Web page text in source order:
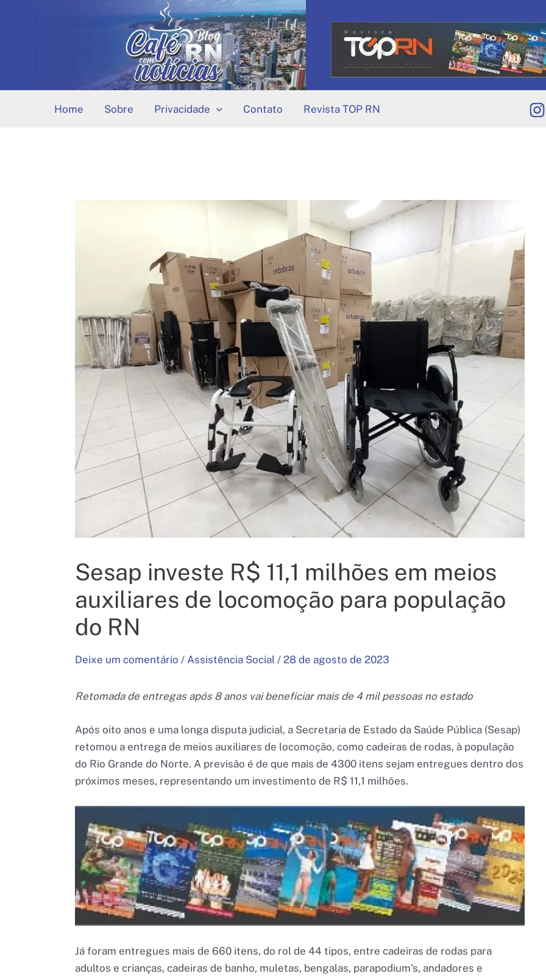
Home Sobre Privacidade Contato Revista TOP RN
Sesap investe R$ 11,1 milhões em meios
auxiliares de locomoção para população
do RN
Deixe um comentário / Assistência Social / 28 de agosto de 2023
Retomada de entregas após 8 anos vai beneficiar mais de 4 mil pessoas no estado
Após oito anos e uma longa disputa judicial, a Secretaria de Estado da Saúde Pública (Sesap)
retomou a entrega de meios auxiliares de locomoção, como cadeiras de rodas, à população
do Rio Grande do Norte. A previsão é de que mais de 4300 itens sejam entregues dentro dos
próximos meses, representando um investimento de R$ 11,1 milhões.
Já foram entregues mais de 660 itens, do rol de 44 tipos, entre cadeiras de rodas para
adultos e crianças, cadeiras de banho, muletas, bengalas, parapodium’s, andadores e